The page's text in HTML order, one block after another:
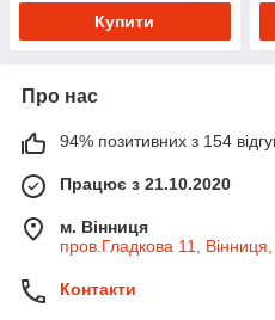
Купити
Про нас
94% позитивних з 154
Працює з 21.10.2020
м. Вінниця
пров.Гладкова 11, Вінниця,
Контакти